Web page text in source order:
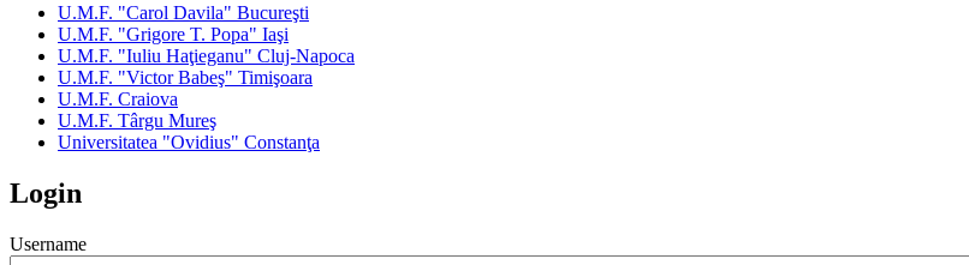
U.M.F. "Carol Davila" Bucureşti
U.M.F. "Grigore T. Popa" Iaşi
U.M.F. "Iuliu Haţieganu" Cluj-Napoca
U.M.F. "Victor Babeş" Timişoara
U.M.F. Craiova
U.M.F. Târgu Mureş
Universitatea "Ovidius" Constanţa
Login
Username